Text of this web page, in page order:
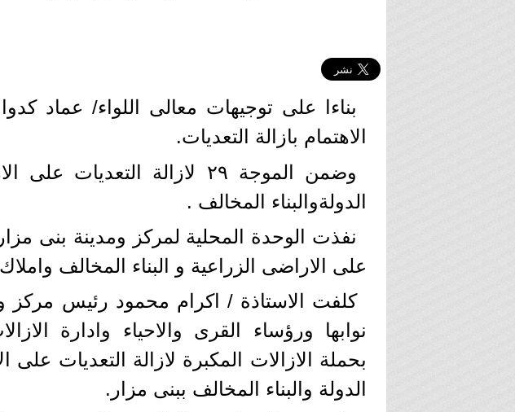
بناءا على توجيهات معالى اللواء/ عماد
الاهتمام بازالة التعديات.
وضمن الموجة ٢٩ لازالة
الدولةوالبناء المخالف .
على الاراضى الزراعية و البناء المخالف
كلفت الاستاذة / اكرام محمود رئيس مركز
نوابها ورؤساء القرى والاحياء وادارة
بحملة الازالات المكبرة لازالة التعديات على
الدولة والبناء المخالف ببنى مزار.
في